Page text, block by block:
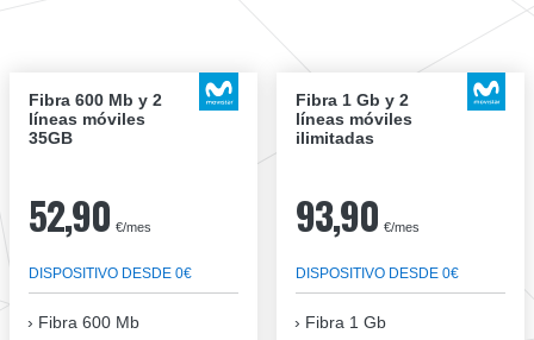
Fibra 600 Mb y 2
líneas móviles
35GB
52,90 €/mes
DISPOSITIVO DESDE 0€
Fibra 600 Mb
Fibra 1 Gb y 2
líneas móviles
ilimitadas
93,90 €/mes
DISPOSITIVO DESDE 0€
Fibra 1 Gb